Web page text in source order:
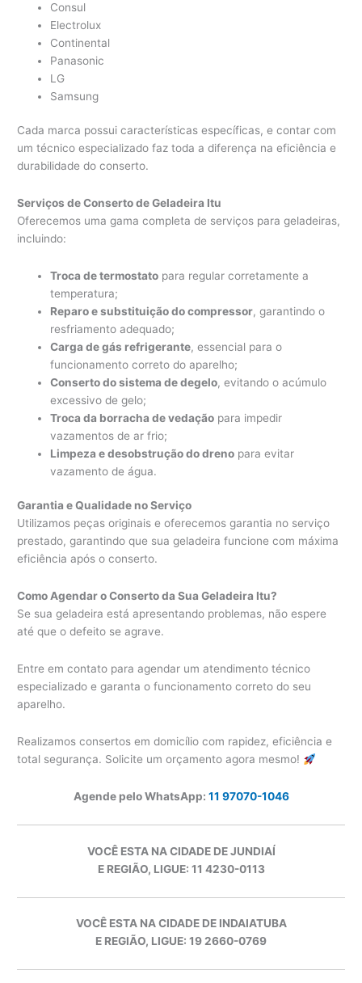
Consul
Electrolux
Continental
Panasonic
LG
Samsung
Cada marca possui características específicas, e contar com
um técnico especializado faz toda a diferença na eficiência e
durabilidade do conserto.
Serviços de Conserto de Geladeira Itu
Oferecemos uma gama completa de serviços para geladeiras,
incluindo:
Troca de termostato para regular corretamente a
temperatura;
Reparo e substituição do compressor, garantindo o
resfriamento adequado;
Carga de gás refrigerante, essencial para o
funcionamento correto do aparelho;
Conserto do sistema de degelo, evitando o acúmulo
excessivo de gelo;
Troca da borracha de vedação para impedir
vazamentos de ar frio;
Limpeza e desobstrução do dreno para evitar
vazamento de água.
Garantia e Qualidade no Serviço
Utilizamos peças originais e oferecemos garantia no serviço
prestado, garantindo que sua geladeira funcione com máxima
eficiência após o conserto.
Como Agendar o Conserto da Sua Geladeira Itu?
Se sua geladeira está apresentando problemas, não espere
até que o defeito se agrave.
Entre em contato para agendar um atendimento técnico
especializado e garanta o funcionamento correto do seu
aparelho.
Realizamos consertos em domicílio com rapidez, eficiência e
total segurança. Solicite um orçamento agora mesmo!
Agende pelo WhatsApp: 11 97070-1046
VOCÊ ESTA NA CIDADE DE JUNDIAÍ
E REGIÃO, LIGUE: 11 4230-0113
VOCÊ ESTA NA CIDADE DE INDAIATUBA
E REGIÃO, LIGUE: 19 2660-0769